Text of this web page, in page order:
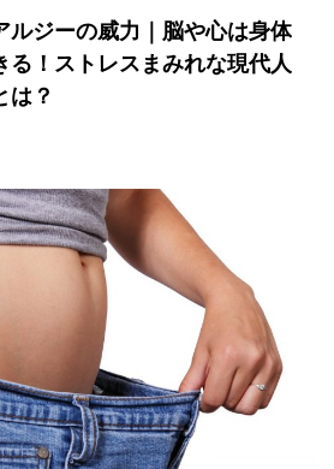
ルジーの威力｜脳や心は身体
る！ストレスまみれな現代人
は？